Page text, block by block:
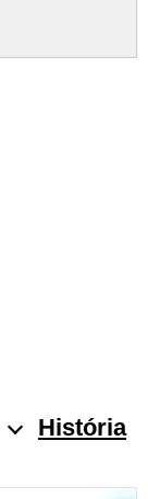
História